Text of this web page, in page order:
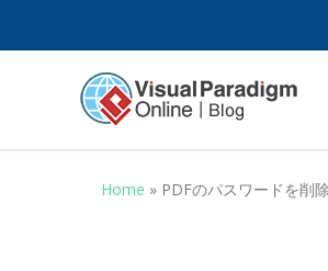
Home » PDFのパスワードを削